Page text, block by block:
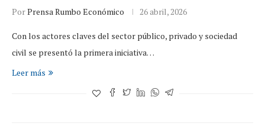
PorPrensa Rumbo Económico 26 abril, 2026
Con los actores claves del sector público, privado y sociedad
civil se presentó la primera iniciativa…
Leer más